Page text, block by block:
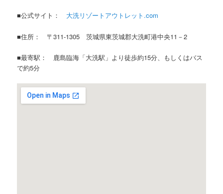
■公式サイト： 大洗リゾートアウトレット.com
■住所： 〒311-1305 茨城県東茨城郡大洗町港中央11－2
■最寄駅： 鹿島臨海「大洗駅」より徒歩約15分、もしくはバス
で約5分